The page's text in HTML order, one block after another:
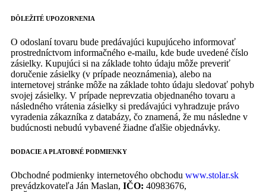
DÔLEŽITÉ UPOZORNENIA
O odoslaní tovaru bude predávajúci kupujúceho informovať
prostredníctvom informačného e-mailu, kde bude uvedené číslo
zásielky. Kupujúci si na základe tohto údaju môže preveriť
doručenie zásielky (v prípade neoznámenia), alebo na
internetovej stránke môže na základe tohto údaju sledovať pohyb
svojej zásielky. V prípade neprevzatia objednaného tovaru a
následného vrátenia zásielky si predávajúci vyhradzuje právo
vyradenia zákazníka z databázy, čo znamená, že mu následne v
budúcnosti nebudú vybavené žiadne ďalšie objednávky.
DODACIE A PLATOBNÉ PODMIENKY
Obchodné podmienky internetového obchodu www.stolar.sk
prevádzkovateľa Ján Maslan, IČO: 40983676,